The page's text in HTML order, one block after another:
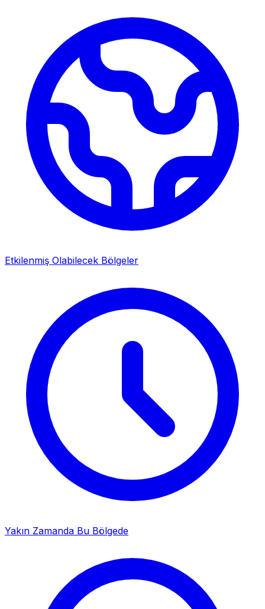
Etkilenmiş Olabilecek Bölgeler
Yakın Zamanda Bu Bölgede